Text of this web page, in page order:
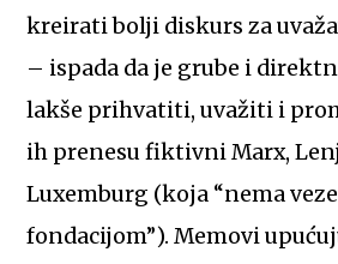
kreirati bolji diskurs za
– ispada da je grube i
lakše prihvatiti, uvažiti i
ih prenesu fiktivni Marx,
Luxemburg (koja “nema
fondacijom”). Memovi